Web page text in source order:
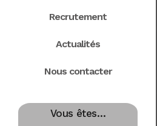
Recrutement
Actualités
Nous contacter
Vous êtes…